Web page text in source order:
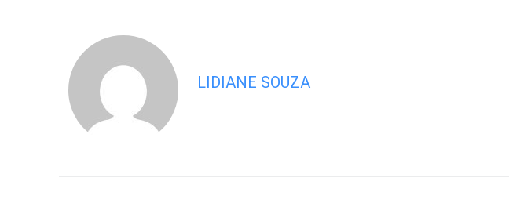
LIDIANE SOUZA